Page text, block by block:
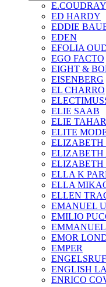
E.COUDRAY
ED HARDY
EDDIE
EDEN
EFOLIA
EGO FACTO
EIGHT &
EISENBERG
EL CHARRO
ELIE SAAB
ELIE
ELITE
ELIZABETH
ELIZABETH
ELIZABETH
ELLA K
ELLA
ELLEN
EMANUEL
EMILIO
EMOR
EMPER
ENGLISH
ENRICO